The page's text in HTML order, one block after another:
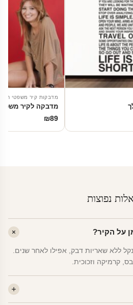
מדבקות קיר משפטי
מדבקה לקיר
₪89
נפוצות
על הקיר?
ללא שאריות דבק, אפילו לאחר שנים.
קרמיקה וזכוכית.